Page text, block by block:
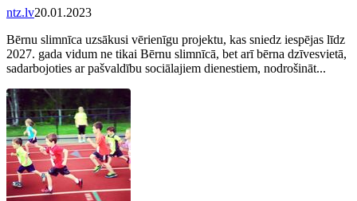
ntz.lv20.01.2023
Bērnu slimnīca uzsākusi vērienīgu projektu, kas sniedz iespējas līdz
2027. gada vidum ne tikai Bērnu slimnīcā, bet arī bērna dzīvesvietā,
sadarbojoties ar pašvaldību sociālajiem dienestiem, nodrošināt...